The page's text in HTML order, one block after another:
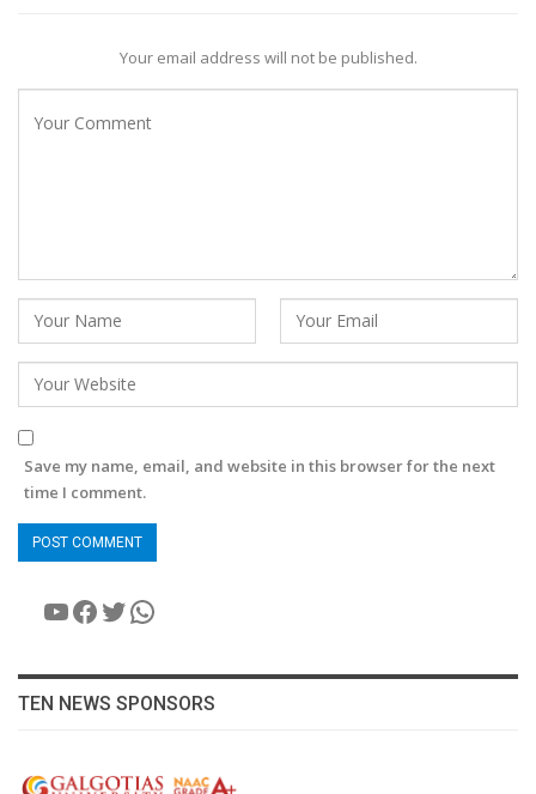
Your email address will not be published.
Save my name, email, and website in this browser for the next
time I comment.
YouTube
Facebook
Twitter
WhatsApp
TEN NEWS SPONSORS